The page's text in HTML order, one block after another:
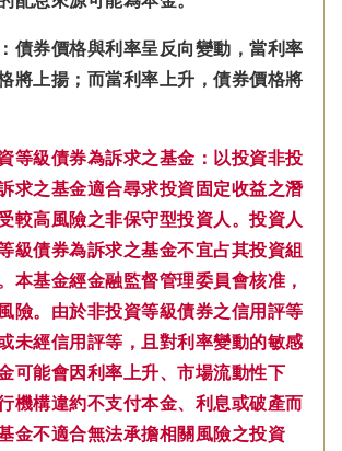
債券價格與利率呈反向變動，當利率
將上揚；而當利率上升，債券價格將
等級債券為訴求之基金：以投資非投
求之基金適合尋求投資固定收益之潛
較高風險之非保守型投資人。投資人
級債券為訴求之基金不宜占其投資組
本基金經金融監督管理委員會核准，
險。由於非投資等級債券之信用評等
未經信用評等，且對利率變動的敏感
可能會因利率上升、市場流動性下
機構違約不支付本金、利息或破產而
金不適合無法承擔相關風險之投資